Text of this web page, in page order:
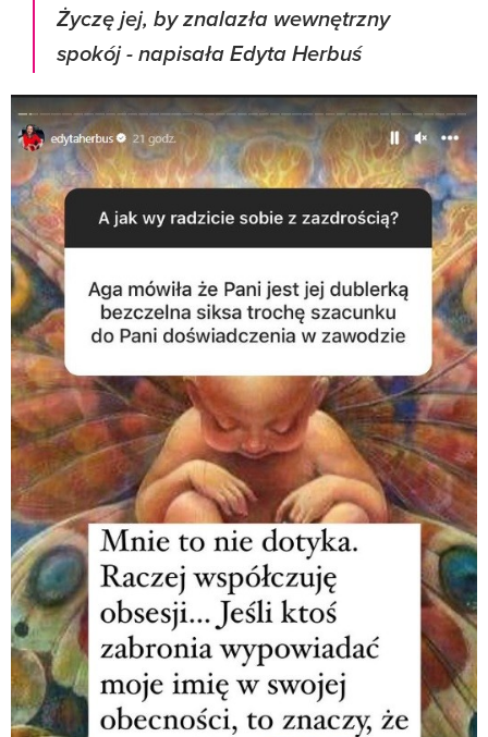
Życzę jej, by znalazła wewnętrzny
spokój - napisała Edyta Herbuś